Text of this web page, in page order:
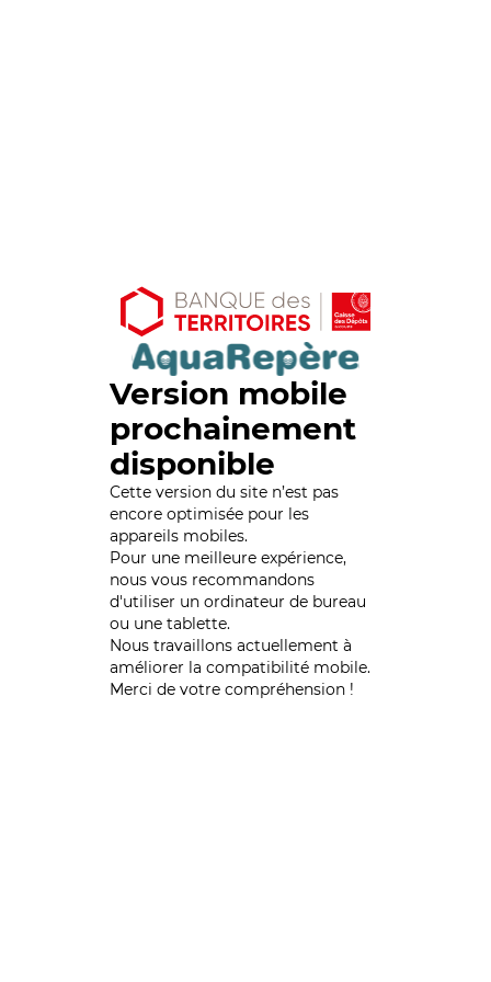
Version mobile
prochainement
disponible
Cette version du site n’est pas
encore optimisée pour les
appareils mobiles.
Pour une meilleure expérience,
nous vous recommandons
d'utiliser un ordinateur de bureau
ou une tablette.
Nous travaillons actuellement à
améliorer la compatibilité mobile.
Merci de votre compréhension !